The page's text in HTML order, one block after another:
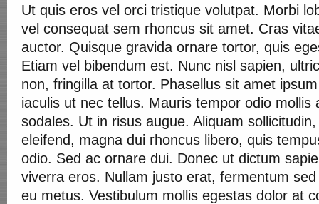
Ut quis eros vel orci tristique volutpat. Morbi
vel consequat sem rhoncus sit amet. Cras
auctor. Quisque gravida ornare tortor, quis
Etiam vel bibendum est. Nunc nisl sapien,
non, fringilla at tortor. Phasellus sit amet
iaculis ut nec tellus. Mauris tempor odio mollis
sodales. Ut in risus augue. Aliquam
eleifend, magna dui rhoncus libero, quis
odio. Sed ac ornare dui. Donec ut dictum
viverra eros. Nullam justo erat, fermentum
eu metus. Vestibulum mollis egestas dolor at